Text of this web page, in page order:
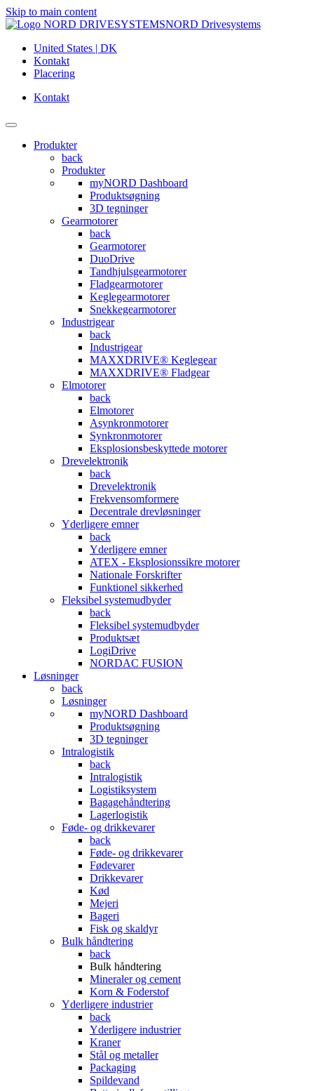
Skip to main content
NORD Drivesystems
United States | DK
Kontakt
Placering
Kontakt
Produkter
back
Produkter
myNORD Dashboard
Produktsøgning
3D tegninger
Gearmotorer
back
Gearmotorer
DuoDrive
Tandhjulsgearmotorer
Fladgearmotorer
Keglegearmotorer
Snekkegearmotorer
Industrigear
back
Industrigear
MAXXDRIVE® Keglegear
MAXXDRIVE® Fladgear
Elmotorer
back
Elmotorer
Asynkronmotorer
Synkronmotorer
Eksplosionsbeskyttede motorer
Drevelektronik
back
Drevelektronik
Frekvensomformere
Decentrale drevløsninger
Yderligere emner
back
Yderligere emner
ATEX - Eksplosionssikre motorer
Nationale Forskrifter
Funktionel sikkerhed
Fleksibel systemudbyder
back
Fleksibel systemudbyder
Produktsæt
LogiDrive
NORDAC FUSION
Løsninger
back
Løsninger
myNORD Dashboard
Produktsøgning
3D tegninger
Intralogistik
back
Intralogistik
Logistiksystem
Bagagehåndtering
Lagerlogistik
Føde- og drikkevarer
back
Føde- og drikkevarer
Fødevarer
Drikkevarer
Kød
Mejeri
Bageri
Fisk og skaldyr
Bulk håndtering
back
Bulk håndtering
Mineraler og cement
Korn & Foderstof
Yderligere industrier
back
Yderligere industrier
Kraner
Stål og metaller
Packaging
Spildevand